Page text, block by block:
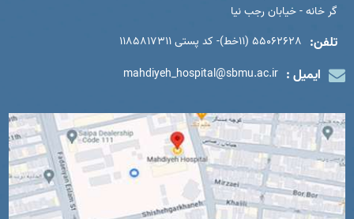
گر خانه - خیابان رجب نیا
تلفن: 55062628 (11خط)- کد پستی 1185817311
ایمیل : mahdiyeh_hospital@sbmu.ac.ir